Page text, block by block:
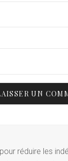
réduire les